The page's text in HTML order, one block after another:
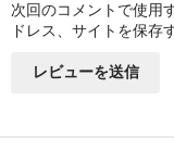
次回のコメントで使用
ドレス、サイトを保存